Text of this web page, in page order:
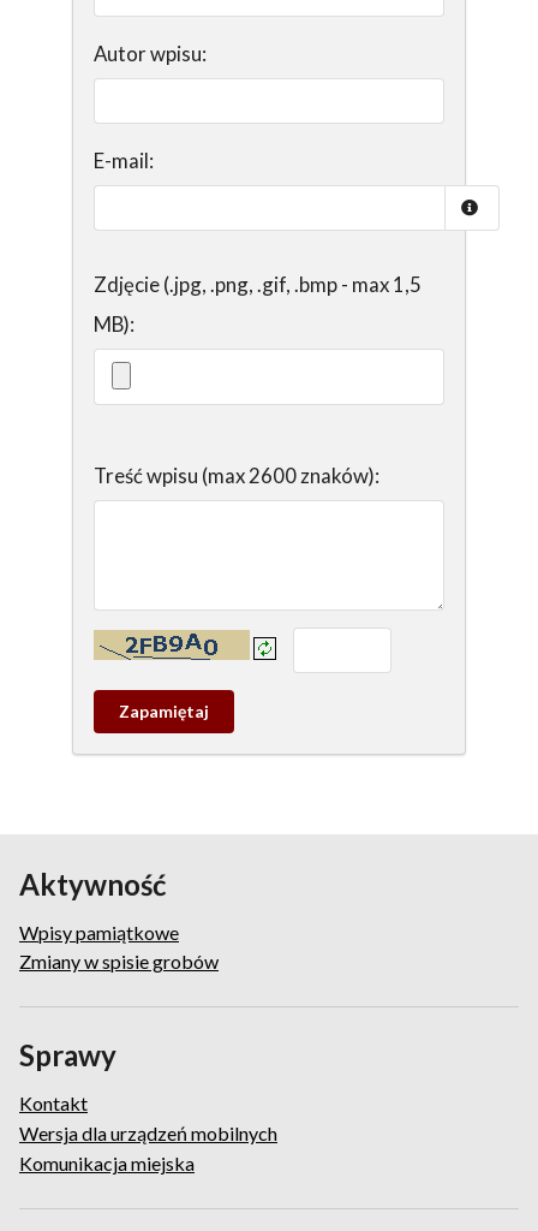
Autor wpisu:
E-mail:
Zdjęcie (.jpg, .png, .gif, .bmp - max 1,5
MB):
Treść wpisu (max 2600 znaków):
Kontrola - wprowadź tekst z obrazka:
Zapamietaj
wpis
Aktywność
Wpisy pamiątkowe
Zmiany w spisie grobów
Sprawy
Kontakt
Wersja dla urządzeń mobilnych
Komunikacja miejska